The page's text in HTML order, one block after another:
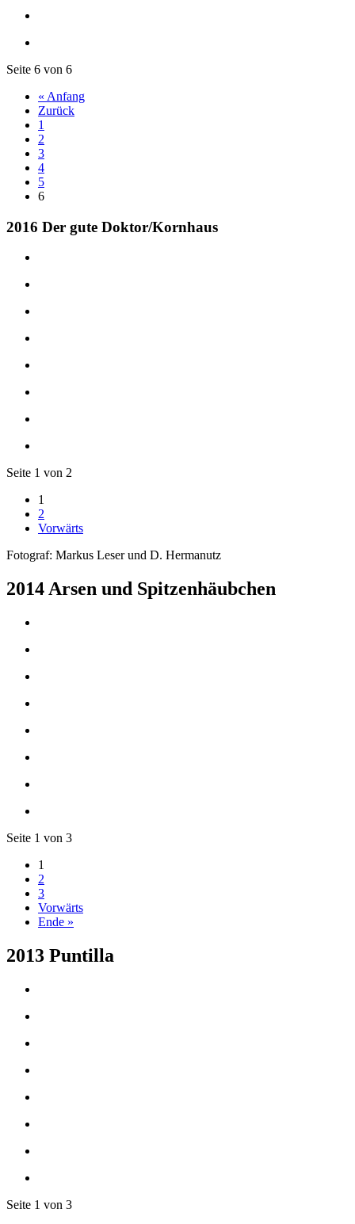
Seite 6 von 6
« Anfang
Zurück
1
2
3
4
5
6
2016 Der gute Doktor/Kornhaus
Seite 1 von 2
1
2
Vorwärts
Fotograf: Markus Leser und D. Hermanutz
2014 Arsen und Spitzenhäubchen
Seite 1 von 3
1
2
3
Vorwärts
Ende »
2013 Puntilla
Seite 1 von 3